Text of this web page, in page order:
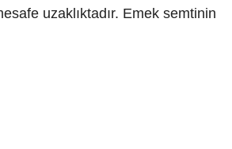
uzaklıktadır. Emek semtinin